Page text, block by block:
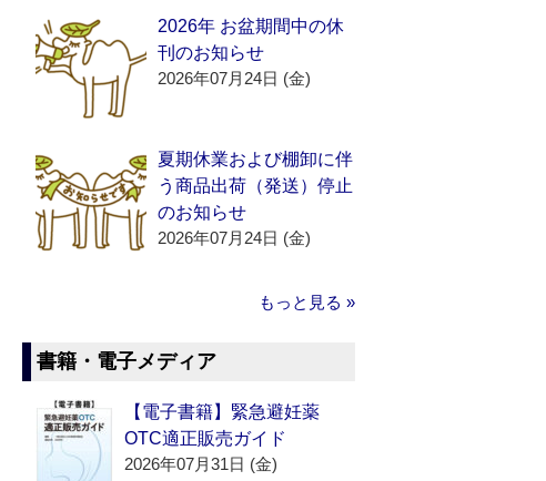
2026年 お盆期間中の休
刊のお知らせ
2026年07月24日 (金)
夏期休業および棚卸に伴
う商品出荷（発送）停止
のお知らせ
2026年07月24日 (金)
もっと見る »
書籍・電子メディア
【電子書籍】緊急避妊薬
OTC適正販売ガイド
2026年07月31日 (金)